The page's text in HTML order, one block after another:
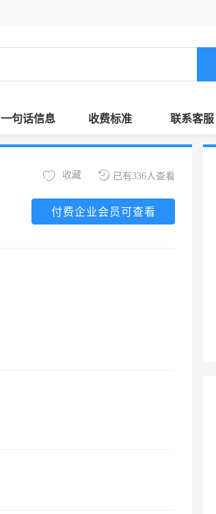
一句话信息 收费标准 联系客服
已有336人查看
收藏
付费企业会员可查看